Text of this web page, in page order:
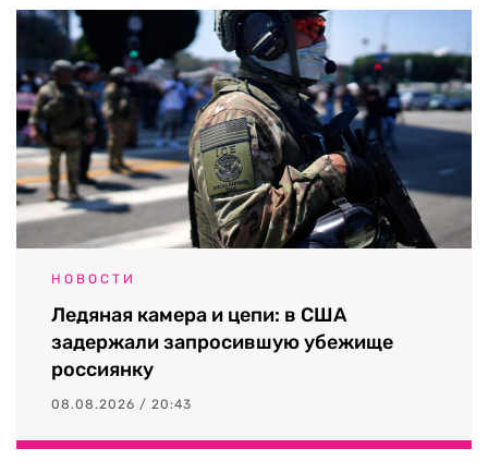
НОВОСТИ
Ледяная камера и цепи: в США
задержали запросившую убежище
россиянку
08.08.2026 / 20:43